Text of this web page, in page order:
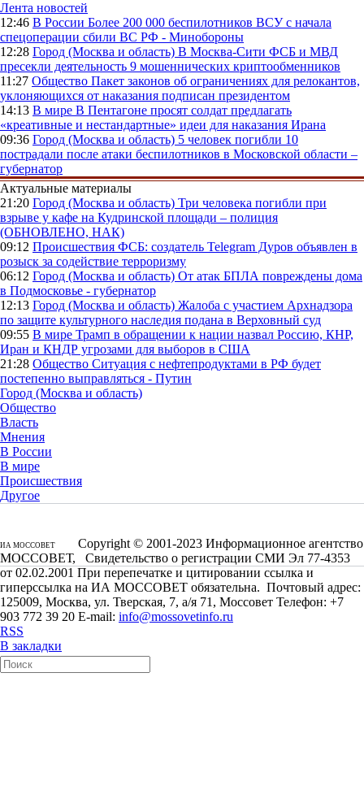
Лента новостей
12:46 В России Более 200 000 беспилотников ВСУ с начала
спецоперации сбили ВС РФ - Минобороны
12:28 Город (Москва и область) В Москва-Сити ФСБ и МВД
пресекли деятельность 9 мошеннических криптообменников
11:27 Общество Пакет законов об ограничениях для релокантов,
уклоняющихся от наказания подписан президентом
14:13 В мире В Пентагоне просят солдат предлагать
«креативные и нестандартные» идеи для наказания Ирана
09:36 Город (Москва и область) 5 человек погибли 10
пострадали после атаки беспилотников в Московской области –
губернатор
Актуальные материалы
21:20 Город (Москва и область) Три человека погибли при
взрыве у кафе на Кудринской площади – полиция
(ОБНОВЛЕНО, НАК)
09:12 Происшествия ФСБ: создатель Telegram Дуров объявлен в
розыск за содействие терроризму
06:12 Город (Москва и область) От атак БПЛА повреждены дома
в Подмосковье - губернатор
12:13 Город (Москва и область) Жалоба с участием Архнадзора
по защите культурного наследия подана в Верховный суд
09:55 В мире Трамп в обращении к нации назвал Россию, КНР,
Иран и КНДР угрозами для выборов в США
21:28 Общество Ситуация с нефтепродуктами в РФ будет
постепенно выправляться - Путин
Город (Москва и область)
Общество
Власть
Мнения
В России
В мире
Происшествия
Другое
ИА МОССОВЕТ
Copyright © 2001-2023 Информационное агентство
МОССОВЕТ, Свидетельство о регистрации СМИ Эл 77-4353
от 02.02.2001 При перепечатке и цитировании ссылка и
гиперссылка на ИА МОССОВЕТ обязательна. Почтовый адрес:
125009, Москва, ул. Тверская, 7, а/я 71, Моссовет Телефон: +7
903 772 39 20 E-mail: info@mossovetinfo.ru
RSS
В закладки